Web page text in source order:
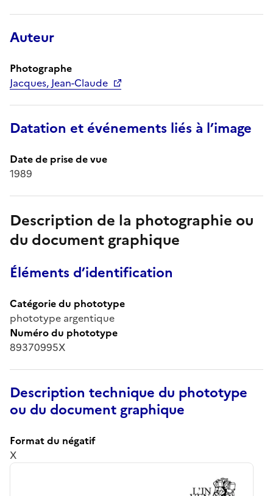
Auteur
Photographe
Jacques, Jean-Claude
Datation et événements liés à l’image
Date de prise de vue
1989
Description de la photographie ou
du document graphique
Éléments d’identification
Catégorie du phototype
phototype argentique
Numéro du phototype
89370995X
Description technique du phototype
ou du document graphique
Format du négatif
X